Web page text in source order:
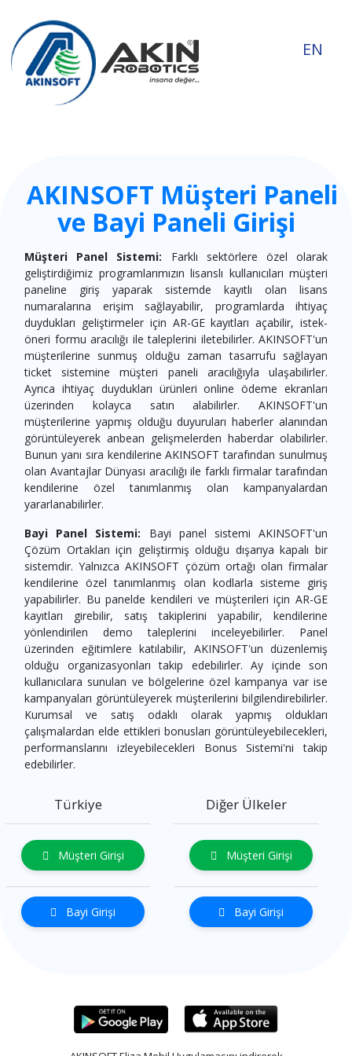
EN
AKINSOFT Müşteri Paneli
ve Bayi Paneli Girişi
Müşteri Panel Sistemi: Farklı sektörlere özel olarak
geliştirdiğimiz programlarımızın lisanslı kullanıcıları müşteri
paneline giriş yaparak sistemde kayıtlı olan lisans
numaralarına erişim sağlayabilir, programlarda ihtiyaç
duydukları geliştirmeler için AR-GE kayıtları açabilir, istek-
öneri formu aracılığı ile taleplerini iletebilirler. AKINSOFT'un
müşterilerine sunmuş olduğu zaman tasarrufu sağlayan
ticket sistemine müşteri paneli aracılığıyla ulaşabilirler.
Ayrıca ihtiyaç duydukları ürünleri online ödeme ekranları
üzerinden kolayca satın alabilirler. AKINSOFT'un
müşterilerine yapmış olduğu duyuruları haberler alanından
görüntüleyerek anbean gelişmelerden haberdar olabilirler.
Bunun yanı sıra kendilerine AKINSOFT tarafından sunulmuş
olan Avantajlar Dünyası aracılığı ile farklı firmalar tarafından
kendilerine özel tanımlanmış olan kampanyalardan
yararlanabilirler.
Bayi Panel Sistemi: Bayi panel sistemi AKINSOFT'un
Çözüm Ortakları için geliştirmiş olduğu dışarıya kapalı bir
sistemdir. Yalnızca AKINSOFT çözüm ortağı olan firmalar
kendilerine özel tanımlanmış olan kodlarla sisteme giriş
yapabilirler. Bu panelde kendileri ve müşterileri için AR-GE
kayıtları girebilir, satış takiplerini yapabilir, kendilerine
yönlendirilen demo taleplerini inceleyebilirler. Panel
üzerinden eğitimlere katılabilir, AKINSOFT'un düzenlemiş
olduğu organizasyonları takip edebilirler. Ay içinde son
kullanıcılara sunulan ve bölgelerine özel kampanya var ise
kampanyaları görüntüleyerek müşterilerini bilgilendirebilirler.
Kurumsal ve satış odaklı olarak yapmış oldukları
çalışmalardan elde ettikleri bonusları görüntüleyebilecekleri,
performanslarını izleyebilecekleri Bonus Sistemi'ni takip
edebilirler.
Türkiye
Müşteri Girişi
Bayi Girişi
Diğer Ülkeler
Müşteri Girişi
Bayi Girişi